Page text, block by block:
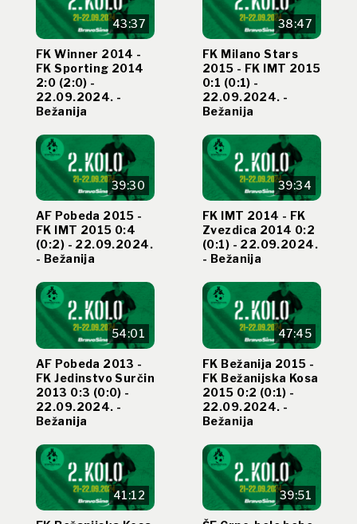
43:37
FK Winner 2014 -
FK Sporting 2014
2:0 (2:0) -
22.09.2024. -
Bežanija
38:47
FK Milano Stars
2015 - FK IMT 2015
0:1 (0:1) -
22.09.2024. -
Bežanija
39:30
AF Pobeda 2015 -
FK IMT 2015 0:4
(0:2) - 22.09.2024.
- Bežanija
39:34
FK IMT 2014 - FK
Zvezdica 2014 0:2
(0:1) - 22.09.2024.
- Bežanija
54:01
AF Pobeda 2013 -
FK Jedinstvo Surčin
2013 0:3 (0:0) -
22.09.2024. -
Bežanija
47:45
FK Bežanija 2015 -
FK Bežanijska Kosa
2015 0:2 (0:1) -
22.09.2024. -
Bežanija
41:12 39:51